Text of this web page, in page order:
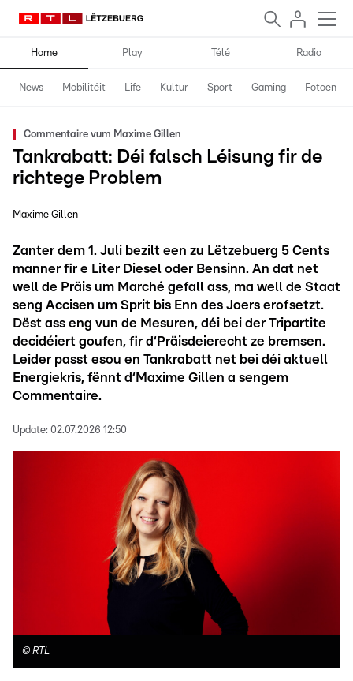
Home Play Télé Radio
News Mobilitéit Life Kultur Sport Gaming Fotoen
Commentaire vum Maxime Gillen
Tankrabatt: Déi falsch Léisung fir de
richtege Problem
Maxime Gillen
Zanter dem 1. Juli bezilt een zu Lëtzebuerg 5 Cents
manner fir e Liter Diesel oder Bensinn. An dat net
well de Präis um Marché gefall ass, ma well de Staat
seng Accisen um Sprit bis Enn des Joers erofsetzt.
Dëst ass eng vun de Mesuren, déi bei der Tripartite
decidéiert goufen, fir d‘Präisdeierecht ze bremsen.
Leider passt esou en Tankrabatt net bei déi aktuell
Energiekris, fënnt d‘Maxime Gillen a sengem
Commentaire.
Update: 02.07.2026 12:50
© RTL